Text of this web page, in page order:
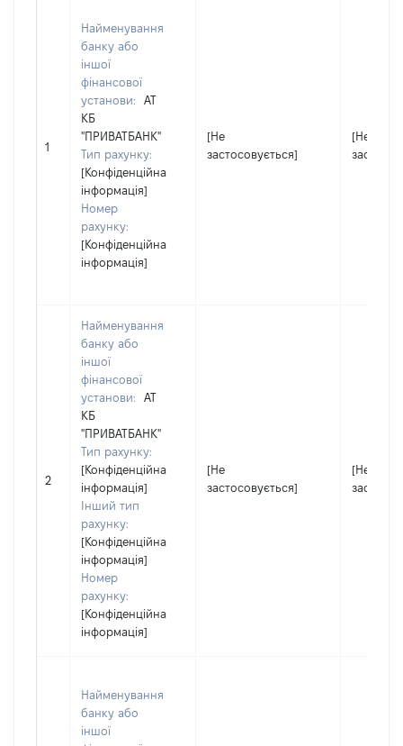
1
Найменування
банку або
іншої
фінансової
установи:
АТ
КБ
"ПРИВАТБАНК"
Тип рахунку:
[Конфіденційна
інформація]
Номер
рахунку:
[Конфіденційна
інформація]
[Не
застосовується]
[Не
2
Найменування
банку або
іншої
фінансової
установи:
АТ
КБ
"ПРИВАТБАНК"
Тип рахунку:
[Конфіденційна
інформація]
Інший тип
рахунку:
[Конфіденційна
інформація]
Номер
рахунку:
[Конфіденційна
інформація]
[Не
застосовується]
[Не
Найменування
банку або
іншої